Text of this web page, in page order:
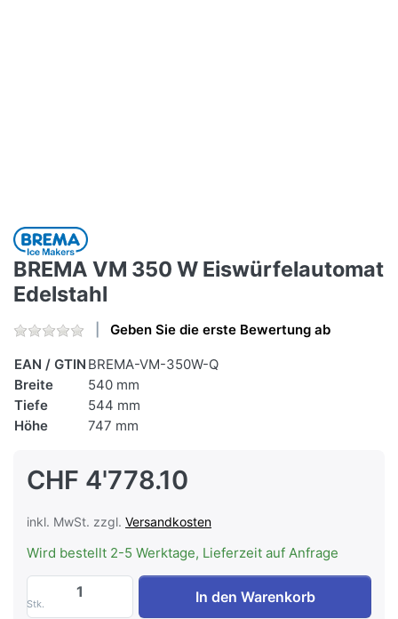
BREMA VM 350 W Eiswürfelautomat
Edelstahl
Geben Sie die erste Bewertung ab
EAN / GTIN BREMA-VM-350W-Q
Breite
540 mm
Tiefe
544 mm
Höhe
747 mm
CHF 4'778.10
inkl. MwSt. zzgl. Versandkosten
Wird bestellt 2-5 Werktage, Lieferzeit auf Anfrage
Stk.
BREMA VM 350 W Eiswürfelautomat
In den Warenkorb